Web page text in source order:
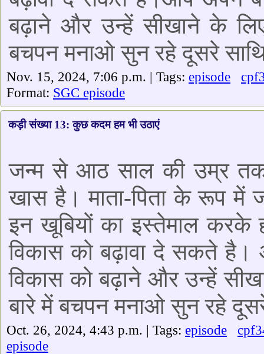
बढ़ाने और उन्हें सीखाने के
बचपन मनाओ सुन रहे दूसरे
Nov. 15, 2024, 7:06 p.m. | Tags: episode
Format: SGC episode
कड़ी संख्या 13: कुछ कदम हम भी उठाएं
जन्म से आठ साल की उम्र
खास है। माता-पिता के रूप में
इन खूबियों का इस्तेमाल करके
विकास को बढ़ावा दे सकते
विकास को बढ़ाने और उन्हें
बारे में बचपन मनाओ सुन रहे
Oct. 26, 2024, 4:43 p.m. | Tags: episode
episode